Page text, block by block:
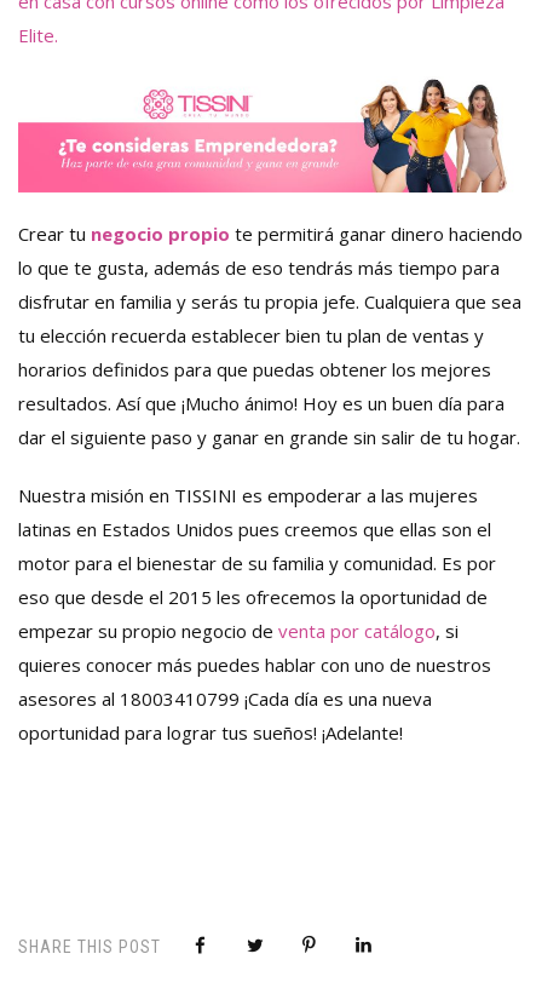
Elite.
Crear tu negocio propio te permitirá ganar dinero haciendo
lo que te gusta, además de eso tendrás más tiempo para
disfrutar en familia y serás tu propia jefe. Cualquiera que sea
tu elección recuerda establecer bien tu plan de ventas y
horarios definidos para que puedas obtener los mejores
resultados. Así que ¡Mucho ánimo! Hoy es un buen día para
dar el siguiente paso y ganar en grande sin salir de tu hogar.
Nuestra misión en TISSINI es empoderar a las mujeres
latinas en Estados Unidos pues creemos que ellas son el
motor para el bienestar de su familia y comunidad. Es por
eso que desde el 2015 les ofrecemos la oportunidad de
empezar su propio negocio de venta por catálogo, si
quieres conocer más puedes hablar con uno de nuestros
asesores al 18003410799 ¡Cada día es una nueva
oportunidad para lograr tus sueños! ¡Adelante!
SHARE THIS POST